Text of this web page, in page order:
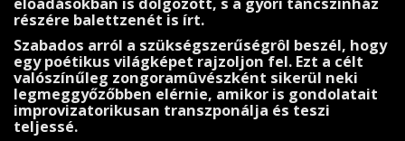
részére balettzenét is írt.
Szabados arról a szükségszerűségrôl beszél, hogy
egy poétikus világképet rajzoljon fel. Ezt a célt
valószínűleg zongoramûvészként sikerül neki
legmeggyőzőbben elérnie, amikor is gondolatait
improvizatorikusan transzponálja és teszi
teljessé.